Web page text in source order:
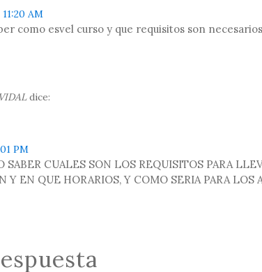
AM
como esvel curso y que requisitos son
dice:
PM
SABER CUALES SON LOS REQUISITOS PARA
Y EN QUE HORARIOS, Y COMO SERIA PARA